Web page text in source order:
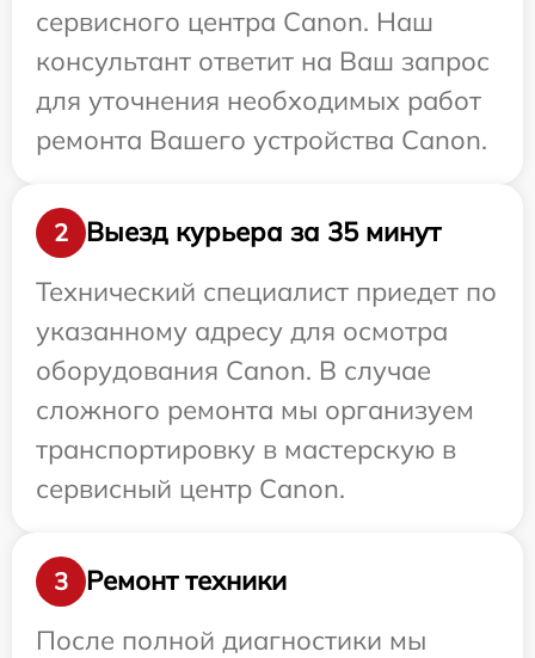
сервисного центра Canon. Наш
консультант ответит на Ваш запрос
для уточнения необходимых работ
ремонта Вашего устройства Canon.
2
Выезд курьера за 35 минут
Технический специалист приедет по
указанному адресу для осмотра
оборудования Canon. В случае
сложного ремонта мы организуем
транспортировку в мастерскую в
сервисный центр Canon.
3
Ремонт техники
После полной диагностики мы